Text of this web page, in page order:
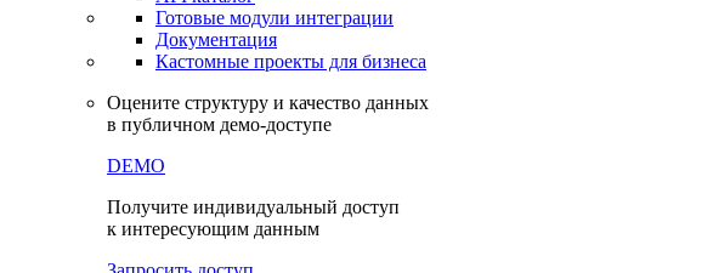
Готовые модули интеграции
Документация
Кастомные проекты для бизнеса
Оцените структуру и качество данных
в публичном демо-доступе
DEMO
Получите индивидуальный доступ
к интересующим данным